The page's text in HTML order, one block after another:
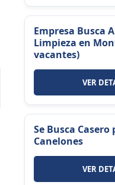
Empresa Busca
Limpieza en
vacantes)
VER
Se Busca
Canelones
VER